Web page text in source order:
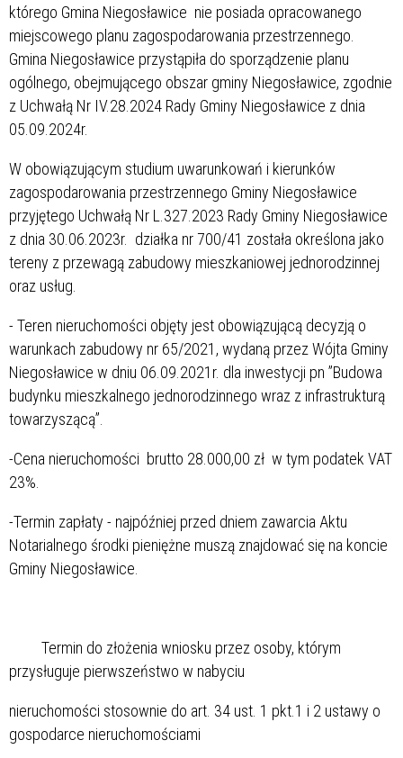
którego Gmina Niegosławice nie posiada opracowanego
miejscowego planu zagospodarowania przestrzennego.
Gmina Niegosławice przystąpiła do sporządzenie planu
ogólnego, obejmującego obszar gminy Niegosławice, zgodnie
z Uchwałą Nr IV.28.2024 Rady Gminy Niegosławice z dnia
05.09.2024r.
W obowiązującym studium uwarunkowań i kierunków
zagospodarowania przestrzennego Gminy Niegosławice
przyjętego Uchwałą Nr L.327.2023 Rady Gminy Niegosławice
z dnia 30.06.2023r. działka nr 700/41 została określona jako
tereny z przewagą zabudowy mieszkaniowej jednorodzinnej
oraz usług.
- Teren nieruchomości objęty jest obowiązującą decyzją o
warunkach zabudowy nr 65/2021, wydaną przez Wójta Gminy
Niegosławice w dniu 06.09.2021r. dla inwestycji pn ”Budowa
budynku mieszkalnego jednorodzinnego wraz z infrastrukturą
towarzyszącą”.
-Cena nieruchomości brutto 28.000,00 zł w tym podatek VAT
23%.
-Termin zapłaty - najpóźniej przed dniem zawarcia Aktu
Notarialnego środki pieniężne muszą znajdować się na koncie
Gminy Niegosławice.
Termin do złożenia wniosku przez osoby, którym
przysługuje pierwszeństwo w nabyciu
nieruchomości stosownie do art. 34 ust. 1 pkt.1 i 2 ustawy o
gospodarce nieruchomościami